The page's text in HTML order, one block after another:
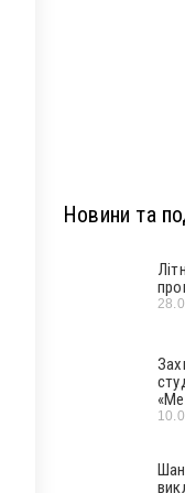
Новини та